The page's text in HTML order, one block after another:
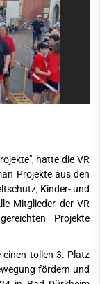
hatte die VR
Projekte aus den
Kinder- und
Mitglieder der VR
Projekte
einen tollen 3. Platz
fördern und